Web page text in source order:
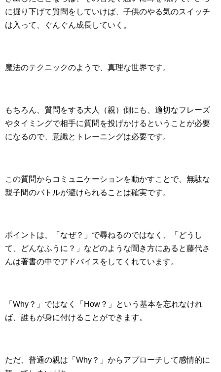
に掘り下げて質問をしていけば、子供のやる気のスイッチ
は入って、ぐんぐん成長していく。
魔法のテクニックのようで、真理な世界です。
もちろん、質問をする大人（親）側にも、適切なフレーズ
やタイミングで相手に質問を投げかけるということが必要
になるので、意識とトレーニングは必要です。
この質問からコミュニケーションを動かすことで、無駄な
親子間のバトルが避けられることは確実です。
ポイントは、「なぜ？」で尋ねるのではなく、「どうし
て、どんなふうに？」などのような聞き方にあると藤代さ
んは著書の中でアドバイスをしてくれています。
「Why？」ではなく「How？」という基本を忘れなけれ
ば、誰もが身に付けることができます。
ただ、普通の親は「Why？」からアプローチして感情的に